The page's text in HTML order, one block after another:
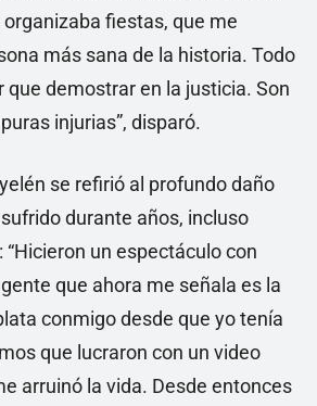
fiestas, que me
más sana de la historia. Todo
que demostrar en la justicia. Son
injurias”, disparó.
se refirió al profundo daño
durante años, incluso
un espectáculo con
que ahora me señala es la
conmigo desde que yo tenía
que lucraron con un video
arruinó la vida. Desde entonces